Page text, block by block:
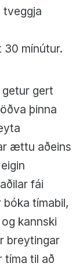
tveggja
mínútur.
gert
þinna
ættu aðeins
fái
tímabil,
kannski
breytingar
tíma til að